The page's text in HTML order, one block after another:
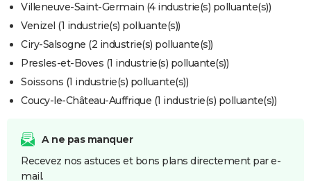
Bricolage
Lifestyle
Culture
Sport
Auto
Television
Voyage
Cinema
Villeneuve-Saint-Germain (4 industrie(s) polluante(s))
Venizel (1 industrie(s) polluante(s))
Ciry-Salsogne (2 industrie(s) polluante(s))
Presles-et-Boves (1 industrie(s) polluante(s))
Soissons (1 industrie(s) polluante(s))
Coucy-le-Château-Auffrique (1 industrie(s) polluante(s))
A ne pas manquer
Recevez nos astuces et bons plans directement par e-
mail.